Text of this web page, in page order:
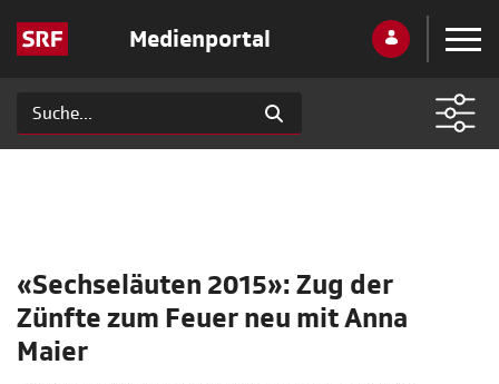
Medienportal
«Sechseläuten 2015»: Zug der
Zünfte zum Feuer neu mit Anna
Maier